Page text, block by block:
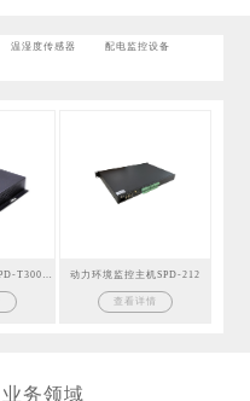
温湿度传感器 配电监控设备
动力环境监控主机SPD-212
查看详情
业务领域